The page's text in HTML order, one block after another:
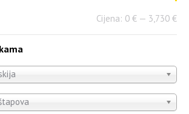
Cijena: 0 € — 3,730 €